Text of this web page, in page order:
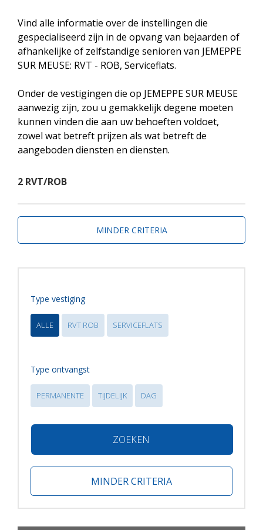
Vind alle informatie over de instellingen die
gespecialiseerd zijn in de opvang van bejaarden of
afhankelijke of zelfstandige senioren van JEMEPPE
SUR MEUSE: RVT - ROB, Serviceflats.
Onder de vestigingen die op JEMEPPE SUR MEUSE
aanwezig zijn, zou u gemakkelijk degene moeten
kunnen vinden die aan uw behoeften voldoet,
zowel wat betreft prijzen als wat betreft de
aangeboden diensten en diensten.
2 RVT/ROB
MINDER CRITERIA
Type vestiging
ALLE RVT ROB SERVICEFLATS
Type ontvangst
PERMANENTE TIJDELIJK DAG
ZOEKEN
MINDER CRITERIA